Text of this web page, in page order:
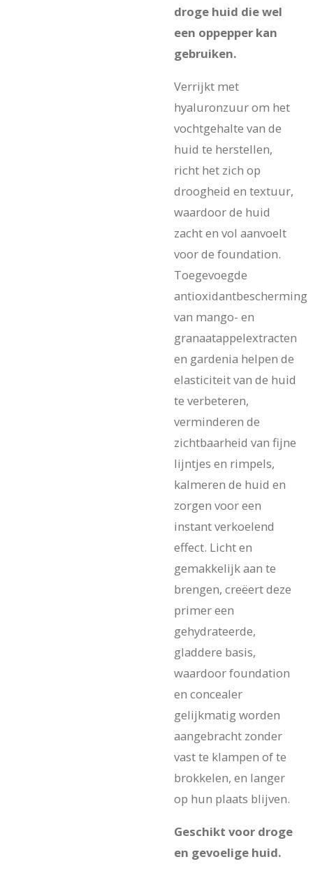
droge huid die wel
een oppepper kan
gebruiken.
Verrijkt met
hyaluronzuur om het
vochtgehalte van de
huid te herstellen,
richt het zich op
droogheid en textuur,
waardoor de huid
zacht en vol aanvoelt
voor de foundation.
Toegevoegde
antioxidantbescherming
van mango- en
granaatappelextracten
en gardenia helpen de
elasticiteit van de huid
te verbeteren,
verminderen de
zichtbaarheid van fijne
lijntjes en rimpels,
kalmeren de huid en
zorgen voor een
instant verkoelend
effect. Licht en
gemakkelijk aan te
brengen, creëert deze
primer een
gehydrateerde,
gladdere basis,
waardoor foundation
en concealer
gelijkmatig worden
aangebracht zonder
vast te klampen of te
brokkelen, en langer
op hun plaats blijven.
Geschikt voor droge
en gevoelige huid.